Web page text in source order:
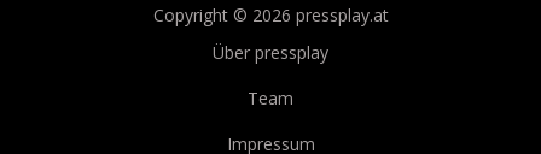
Copyright © 2026 pressplay.at
Über pressplay
Team
Impressum